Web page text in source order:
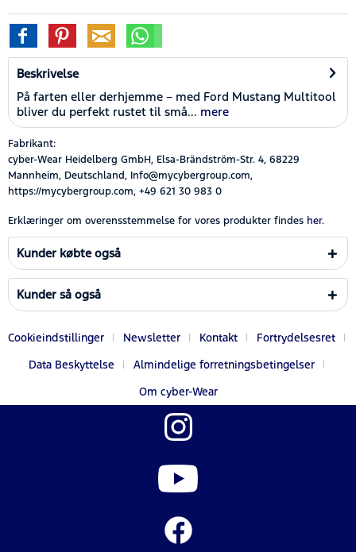
Beskrivelse
På farten eller derhjemme – med Ford Mustang Multitool
bliver du perfekt rustet til små... mere
Fabrikant:
cyber-Wear Heidelberg GmbH, Elsa-Brändström-Str. 4, 68229
Mannheim, Deutschland, Info@mycybergroup.com,
https://mycybergroup.com, +49 621 30 983 0
Erklæringer om overensstemmelse for vores produkter findes her.
Kunder købte også
Kunder så også
Cookieindstillinger Newsletter Kontakt
Fortrydelsesret
Data Beskyttelse
Almindelige forretningsbetingelser
Om cyber-Wear